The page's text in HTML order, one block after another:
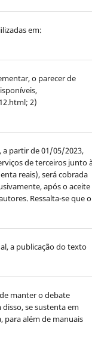
em:
o parecer de
2)
a partir de 01/05/2023,
de terceiros junto
reais), será cobrada
após o aceite
Ressalta-se que o
a publicação do texto
manter o debate
se sustenta em
para além de manuais